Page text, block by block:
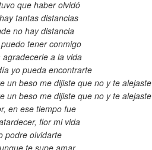
que haber olvidó
tantas distancias
no hay distancia
tener conmigo
a la vida
yo pueda encontrarte
un beso me dijiste que no y te alejaste
un beso me dijiste que no y te alejaste
en ese tiempo fue
flor mi vida
podre olvidarte
te supe amar,